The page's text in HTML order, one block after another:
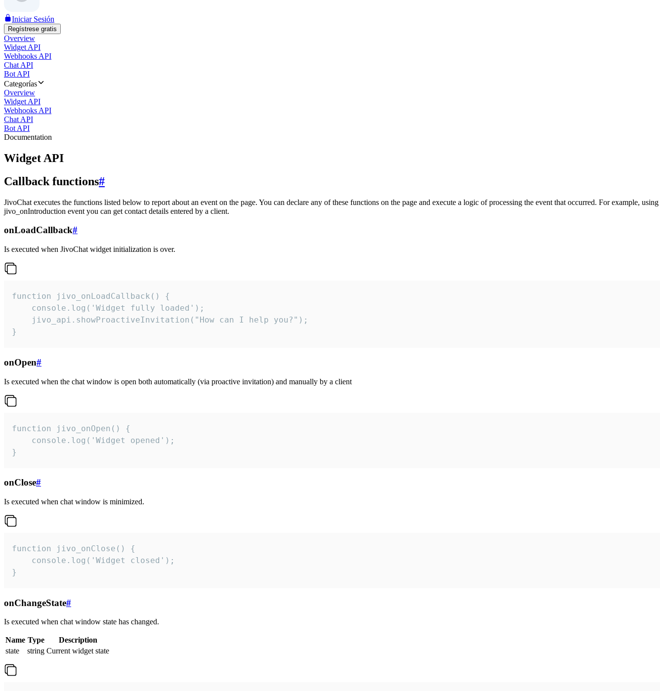
Iniciar Sesión
Regístrese gratis
Overview
Widget API
Webhooks API
Chat API
Bot API
Categorías
Overview
Widget API
Webhooks API
Chat API
Bot API
Documentation
Widget API
Callback functions#
JivoChat executes the functions listed below to report about an event on the page. You can declare any of these functions on the page and execute a logic of processing the event that occurred. For example, using
jivo_onIntroduction event you can get contact details entered by a client.
onLoadCallback#
Is executed when JivoChat widget initialization is over.
function jivo_onLoadCallback() {
    console.log('Widget fully loaded');
    jivo_api.showProactiveInvitation("How can I help you?");
}
onOpen#
Is executed when the chat window is open both automatically (via proactive invitation) and manually by a client
function jivo_onOpen() {
    console.log('Widget opened');
}
onClose#
Is executed when chat window is minimized.
function jivo_onClose() {
    console.log('Widget closed');
}
onChangeState#
Is executed when chat window state has changed.
Name Type
Description
state
string Current widget state